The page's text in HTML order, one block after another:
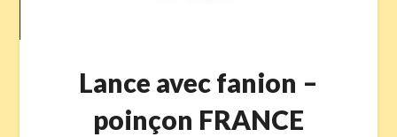
Lance avec fanion –
poinçon FRANCE